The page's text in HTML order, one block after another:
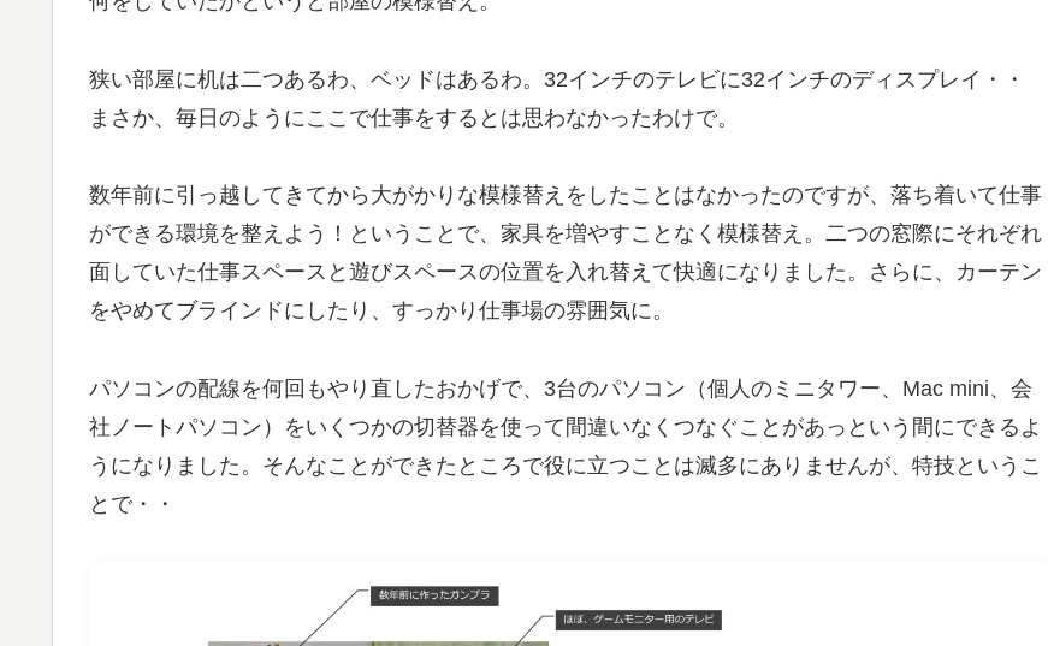
狭い部屋に机は二つあるわ、ベッドはあるわ。32インチのテレビに32インチのディスプレイ・・
まさか、毎日のようにここで仕事をするとは思わなかったわけで。
数年前に引っ越してきてから大がかりな模様替えをしたことはなかったのですが、落ち着いて仕事
ができる環境を整えよう！ということで、家具を増やすことなく模様替え。二つの窓際にそれぞれ
面していた仕事スペースと遊びスペースの位置を入れ替えて快適になりました。さらに、カーテン
をやめてブラインドにしたり、すっかり仕事場の雰囲気に。
パソコンの配線を何回もやり直したおかげで、3台のパソコン（個人のミニタワー、Mac mini、会
社ノートパソコン）をいくつかの切替器を使って間違いなくつなぐことがあっという間にできるよ
うになりました。そんなことができたところで役に立つことは滅多にありませんが、特技というこ
とで・・